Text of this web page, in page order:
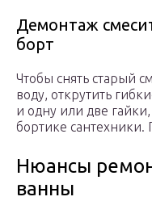
Демонтаж
борт
Чтобы снять старый
воду, открутить
и одну или две
бортике сантехники.
Нюансы
ванны